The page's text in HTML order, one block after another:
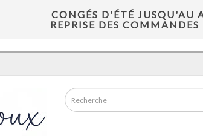
CONGÉS D'ÉTÉ JUSQU'AU
REPRISE DES